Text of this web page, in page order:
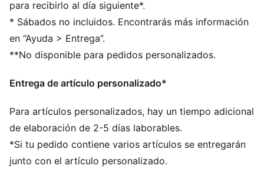
Detalles de las marcas Scuderia Ferrari y PUMA
para recibirlo al día siguiente*.
* Sábados no incluidos. Encontrarás más información
en “Ayuda > Entrega”.
**No disponible para pedidos personalizados.
Entrega de artículo personalizado*
Para artículos personalizados, hay un tiempo adicional
de elaboración de 2-5 días laborables.
*Si tu pedido contiene varios artículos se entregarán
junto con el artículo personalizado.